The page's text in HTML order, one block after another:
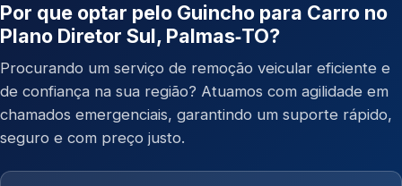
Por que optar pelo Guincho para Carro no
Plano Diretor Sul, Palmas‑TO?
Procurando um serviço de remoção veicular eficiente e
de confiança na sua região? Atuamos com agilidade em
chamados emergenciais, garantindo um suporte rápido,
seguro e com preço justo.